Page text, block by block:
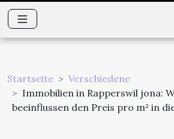
Startseite
Verschiedene
Immobilien in Rapperswil jona:
beeinflussen den Preis pro m² in